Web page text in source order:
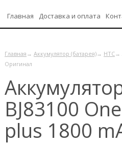
Главная Доставка и оплата
Главная → Аккумулятор (батарея)→ HTC→
Оригинал
BJ83100
plus 1800